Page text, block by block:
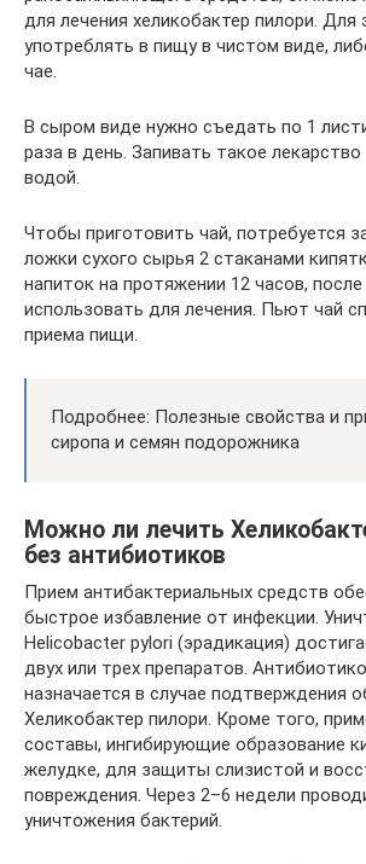
для лечения хеликобактер пилори. Для
употреблять в пищу в чистом виде,
чае.
В сыром виде нужно съедать по 1
раза в день. Запивать такое
водой.
Чтобы приготовить чай, потребуется
ложки сухого сырья 2 стаканами
напиток на протяжении 12 часов,
использовать для лечения. Пьют чай
приема пищи.
Подробнее: Полезные свойства и
сиропа и семян подорожника
Можно ли лечить
без антибиотиков
Прием антибактериальных средств
быстрое избавление от инфекции.
Helicobacter pylori (эрадикация)
двух или трех препаратов.
назначается в случае подтверждения
Хеликобактер пилори. Кроме того,
составы, ингибирующие образование
желудке, для защиты слизистой и
повреждения. Через 2–6 недели
уничтожения бактерий.